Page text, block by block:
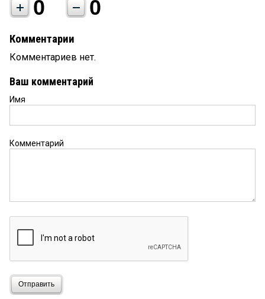
0 0
Комментарии
Комментариев нет.
Ваш комментарий
Имя
Комментарий
Отправить